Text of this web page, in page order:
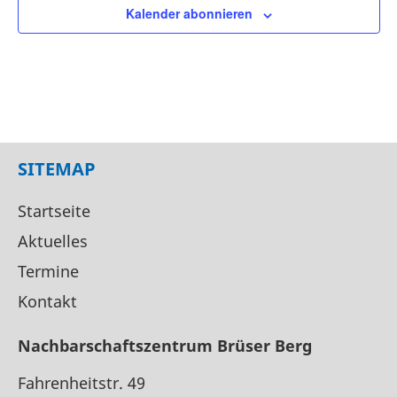
Kalender abonnieren
SITEMAP
Startseite
Aktuelles
Termine
Kontakt
Nachbarschaftszentrum Brüser Berg
Fahrenheitstr. 49